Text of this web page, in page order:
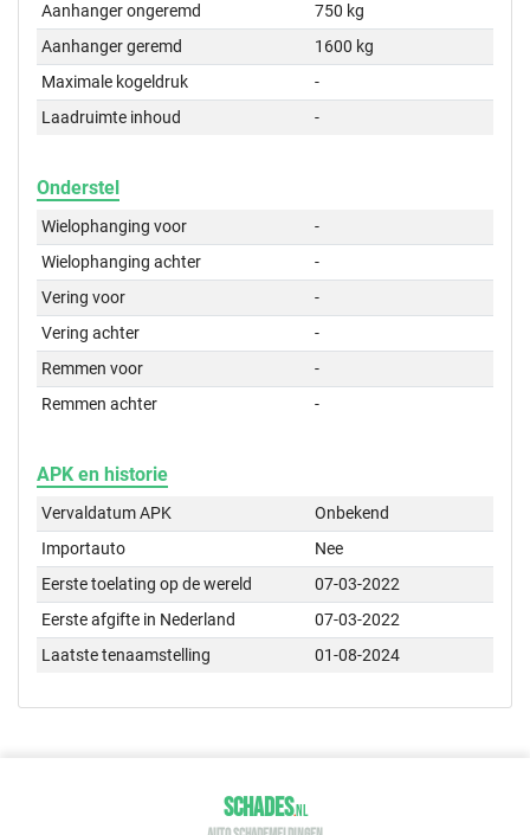
Aanhanger ongeremd
750 kg
Aanhanger geremd
1600 kg
Maximale kogeldruk
-
Laadruimte inhoud
-
Onderstel
Wielophanging voor
-
Wielophanging achter
-
Vering voor
-
Vering achter
-
Remmen voor
-
Remmen achter
-
APK en historie
Vervaldatum APK
Onbekend
Importauto
Nee
Eerste toelating op de wereld
07-03-2022
Eerste afgifte in Nederland
07-03-2022
Laatste tenaamstelling
01-08-2024
SCHADES.NL